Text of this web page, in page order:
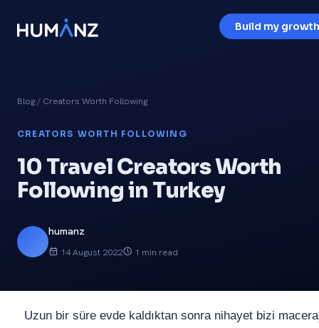
Build my
Blog/ Creators Worth Following
CREATORS WORTH FOLLOWING
10 Travel Creators Worth
Following in Turkey
humanz
14 August 2022 1 min read
Uzun bir süre evde kaldıktan sonra nihayet bizi